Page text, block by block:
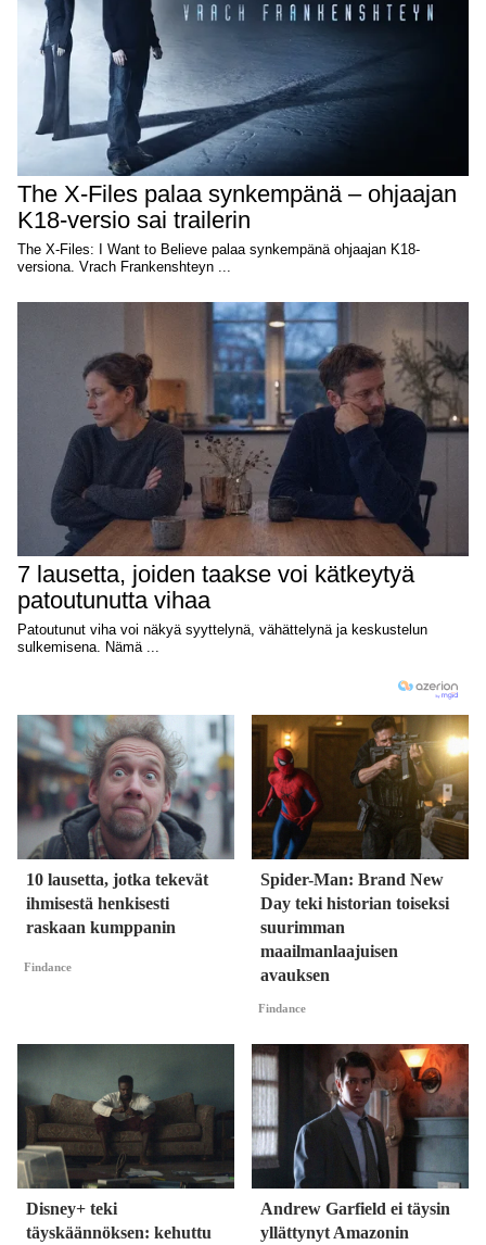
10 lausetta, jotka tekevät
ihmisestä henkisesti
raskaan kumppanin
Findance
Spider-Man: Brand New
Day teki historian toiseksi
suurimman
maailmanlaajuisen
avauksen
Findance
Disney+ teki
täyskäännöksen: kehuttu
Andrew Garfield ei täysin
yllättynyt Amazonin